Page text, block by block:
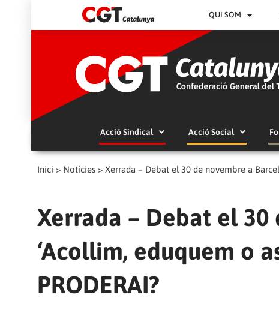
QUI SOM
Acció Sindical Acció Social
Inici > Notícies > Xerrada – Debat el 30 de novembre a
Xerrada – Debat el
‘Acollim, eduquem o
PRODERAI?